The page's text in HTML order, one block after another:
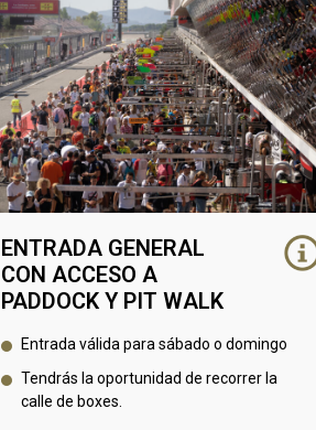
ENTRADA GENERAL
CON ACCESO A
PADDOCK Y PIT WALK
Entrada válida para sábado o domingo
Tendrás la oportunidad de recorrer la
calle de boxes.